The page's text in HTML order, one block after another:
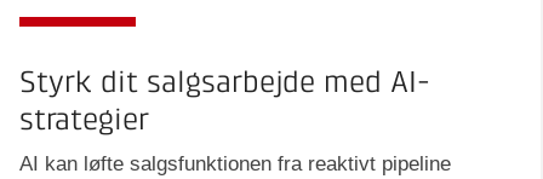
Styrk dit salgsarbejde med AI-
strategier
AI kan løfte salgsfunktionen fra reaktivt pipeline